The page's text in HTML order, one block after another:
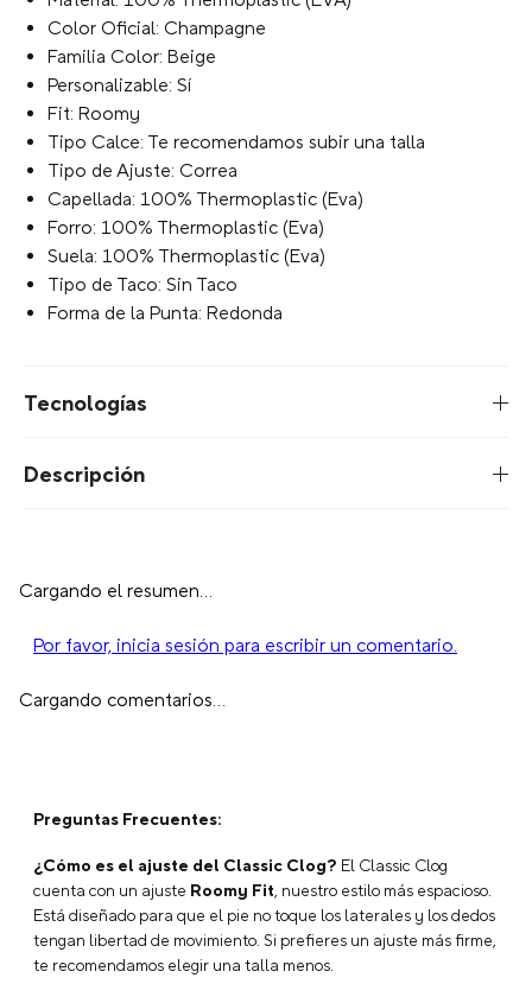
Color Oficial: Champagne
Familia Color: Beige
Personalizable: Sí
Fit: Roomy
Tipo Calce: Te recomendamos subir una talla
Tipo de Ajuste: Correa
Capellada: 100% Thermoplastic (Eva)
Forro: 100% Thermoplastic (Eva)
Suela: 100% Thermoplastic (Eva)
Tipo de Taco: Sin Taco
Forma de la Punta: Redonda
Tecnologías
Descripción
Cargando el resumen…
Por favor, inicia sesión para escribir un comentario.
Cargando comentarios…
Preguntas Frecuentes:
¿Cómo es el ajuste del Classic Clog? El Classic Clog
cuenta con un ajuste Roomy Fit, nuestro estilo más espacioso.
Está diseñado para que el pie no toque los laterales y los dedos
tengan libertad de movimiento. Si prefieres un ajuste más firme,
te recomendamos elegir una talla menos.